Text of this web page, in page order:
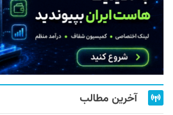
آخرین مطالب